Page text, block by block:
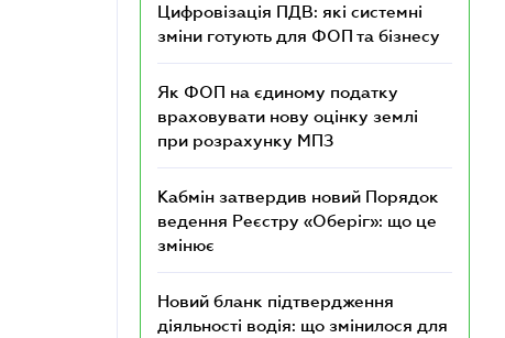
Цифровізація ПДВ: які системні
зміни готують для ФОП та бізнесу
Як ФОП на єдиному податку
враховувати нову оцінку землі
при розрахунку МПЗ
Кабмін затвердив новий Порядок
ведення Реєстру «Оберіг»: що це
змінює
Новий бланк підтвердження
діяльності водія: що змінилося для